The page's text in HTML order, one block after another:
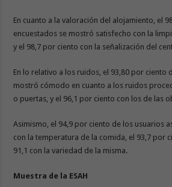
En cuanto a la valoración del alojamiento, el
encuestados se mostró satisfecho con la
y el 98,7 por ciento con la señalización del
En lo relativo a los ruidos, el 93,80 por ciento
mostró cómodo en cuanto a los ruidos
o puertas, y el 96,1 por ciento con los de las
Asimismo, el 94,9 por ciento de los usuarios
con la temperatura de la comida, el 93,7 por
91,1 con la variedad de la misma.
Muestra de la ESAH